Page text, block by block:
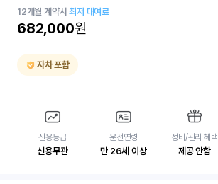
12개월 계약시최저 대여료
682,000원
자차 포함
신용등급
신용무관
운전연령
만 26세 이상
정비/관리 혜택
제공 안함